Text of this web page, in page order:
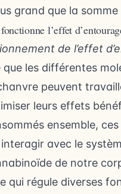
grand que la
l’effet
de l’effet
que les différentes
peuvent
leurs effets
ensemble,
avec le
de notre
qui régule diverses